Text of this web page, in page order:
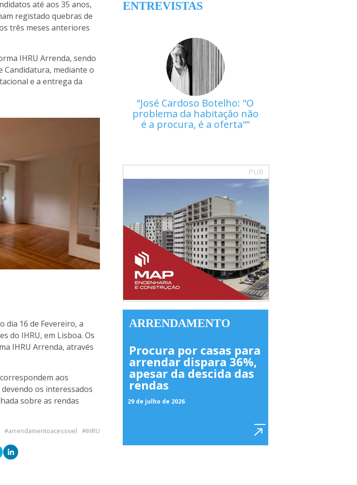
até aos 35 anos,
registado quebras de
três meses anteriores
IHRU Arrenda, sendo
Candidatura, mediante o
e a entrega da
dia 16 de Fevereiro, a
do IHRU, em Lisboa. Os
IHRU Arrenda, através
aos
os interessados
sobre as rendas
arrendamentoacessivel IHRU
ENTREVISTAS
José Cardoso Botelho: "O
problema da habitação não
é a procura, é a oferta"
PUB
ARRENDAMENTO
Procura por casas para
arrendar dispara 36%,
apesar da descida das
rendas
29 de julho de 2026